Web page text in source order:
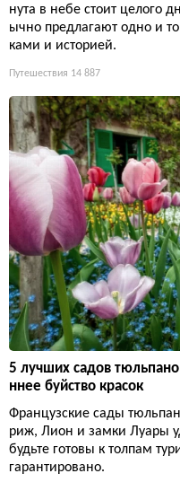
нута в небе стоит целого
ычно предлагают одно и
ками и историей.
Путешествия 14 887
5 лучших садов
ннее буйство красок
Французские сады
риж, Лион и замки Луары
будьте готовы к толпам
гарантировано.